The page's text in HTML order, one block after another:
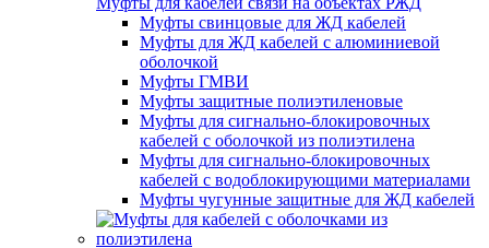
Муфты свинцовые для ЖД кабелей
Муфты для ЖД кабелей с алюминиевой
оболочкой
Муфты ГМВИ
Муфты защитные полиэтиленовые
Муфты для сигнально-блокировочных
кабелей с оболочкой из полиэтилена
Муфты для сигнально-блокировочных
кабелей с водоблокирующими материалами
Муфты чугунные защитные для ЖД кабелей